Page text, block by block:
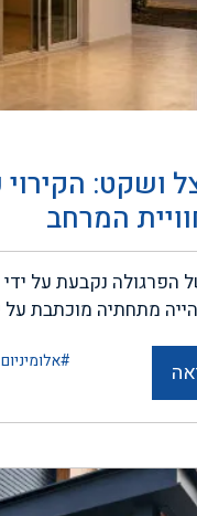
ושקט:
המרחב
נקבעת על ידי
מתחתיה מוכתבת על
#אלומיניום